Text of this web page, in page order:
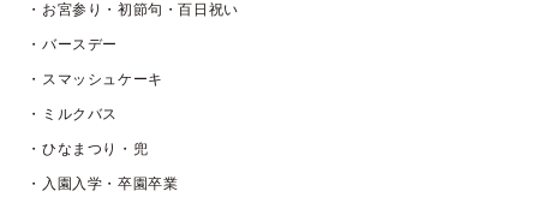
・お宮参り・初節句・百日祝い
・バースデー
・スマッシュケーキ
・ミルクバス
・ひなまつり・兜
・入園入学・卒園卒業